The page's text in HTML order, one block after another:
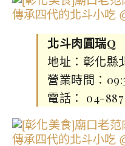
北斗肉圓瑞Q
地址：彰化縣
營業時間：
電話： 04-887